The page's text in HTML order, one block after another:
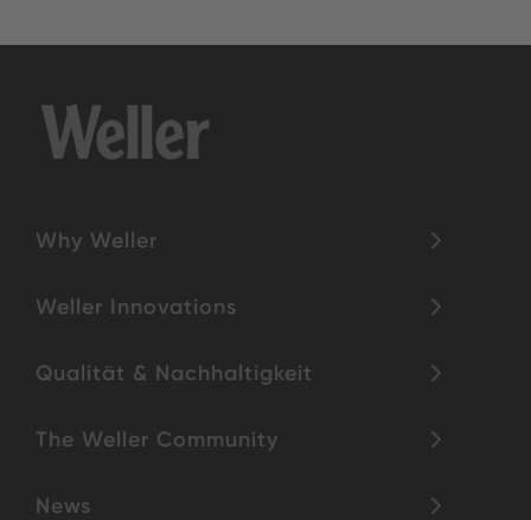
Why Weller
Weller Innovations
Qualität & Nachhaltigkeit
The Weller Community
News